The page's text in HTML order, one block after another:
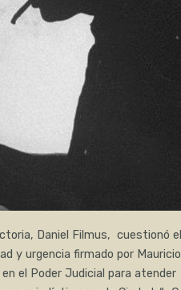
Daniel Filmus, cuestionó el
y urgencia firmado por Mauricio
el Poder Judicial para atender